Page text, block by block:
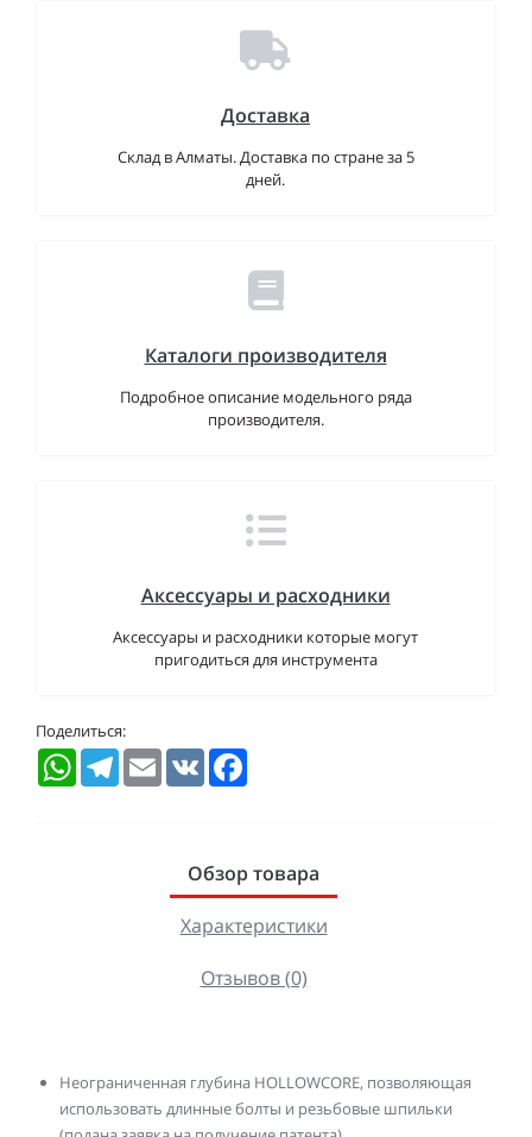
Доставка
Склад в Алматы. Доставка по стране за 5
дней.
Каталоги производителя
Подробное описание модельного ряда
производителя.
Аксессуары и расходники
Аксессуары и расходники которые могут
пригодиться для инструмента
Поделиться:
WhatsAppTelegramEmail VK
Обзор товара
Характеристики
Отзывов (0)
Неограниченная глубина HOLLOWCORE, позволяющая
использовать длинные болты и резьбовые шпильки